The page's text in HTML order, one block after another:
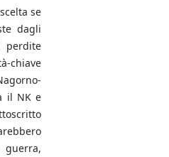
se
dagli
perdite
chiave
il NK e